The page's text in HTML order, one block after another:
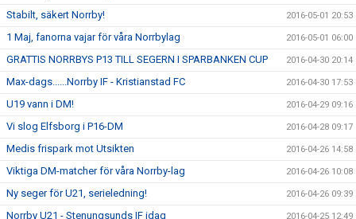
Stabilt, säkert Norrby! 2016-05-01 20:53
1 Maj, fanorna vajar för våra Norrbylag 2016-05-01 06:00
GRATTIS NORRBYS P13 TILL SEGERN I SPARBANKEN CUP 2016-04-30 20:14
Max-dags......Norrby IF - Kristianstad FC 2016-04-30 17:53
U19 vann i DM! 2016-04-29 09:16
Vi slog Elfsborg i P16-DM 2016-04-28 09:17
Medis frispark mot Utsikten 2016-04-26 14:58
Viktiga DM-matcher för våra Norrby-lag 2016-04-26 10:08
Ny seger för U21, serieledning! 2016-04-26 09:39
Norrby U21 - Stenungsunds IF idag 2016-04-25 12:49